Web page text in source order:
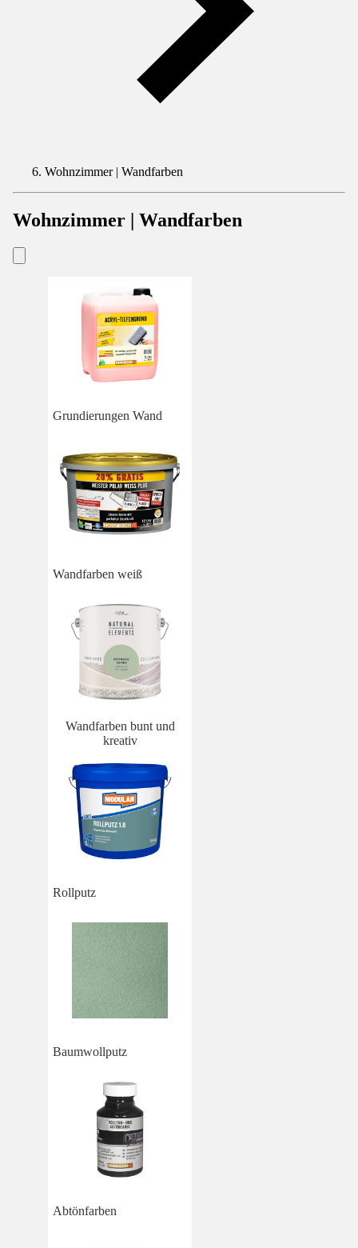
Wohnzimmer | Wandfarben
Wohnzimmer | Wandfarben
Grundierungen Wand
Wandfarben weiß
Wandfarben bunt und
kreativ
Rollputz
Baumwollputz
Abtönfarben